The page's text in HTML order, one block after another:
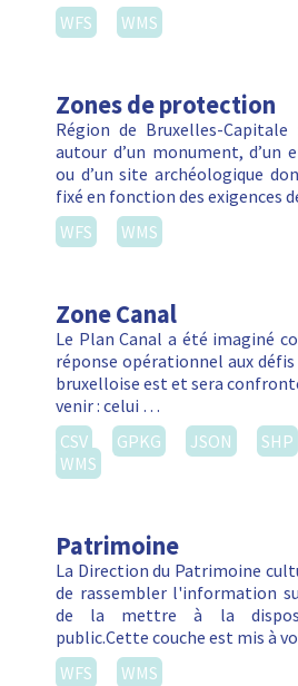
WFS
WMS
Zones de protection
Région de Bruxelles-
autour d’un monument, d’un
ou d’un site archéologique
fixé en fonction des exigences
WFS
WMS
Zone Canal
Le Plan Canal a été imaginé
réponse opérationnel aux
bruxelloise est et sera
venir : celui …
CSV
GPKG JSON SHP
WMS
Patrimoine
La Direction du Patrimoine
de rassembler l'information
de la mettre à la
public.Cette couche est mis à
WFS
WMS